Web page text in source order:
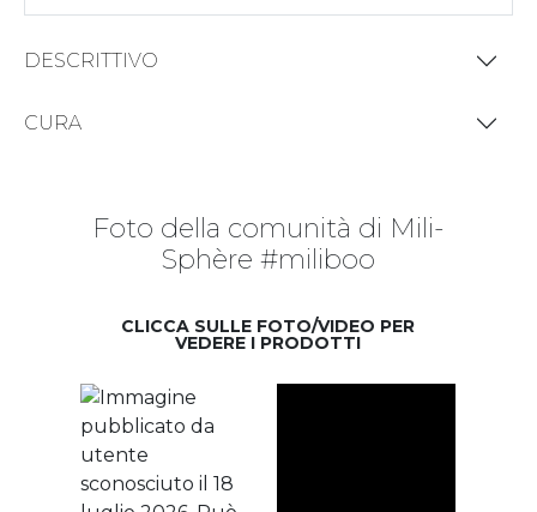
DESCRITTIVO
CURA
Foto della comunità di Mili-
Sphère #miliboo
CLICCA SULLE FOTO/VIDEO PER
VEDERE I PRODOTTI